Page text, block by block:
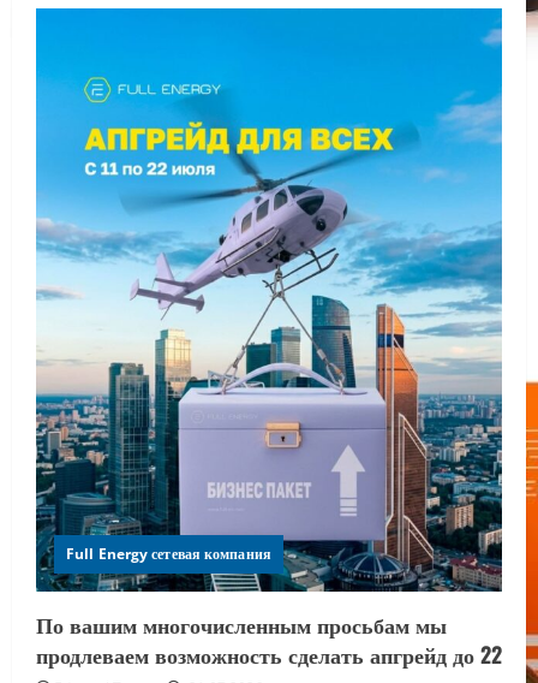
Full Energy сетевая компания
По вашим многочисленным просьбам мы
продлеваем возможность сделать апгрейд до 22